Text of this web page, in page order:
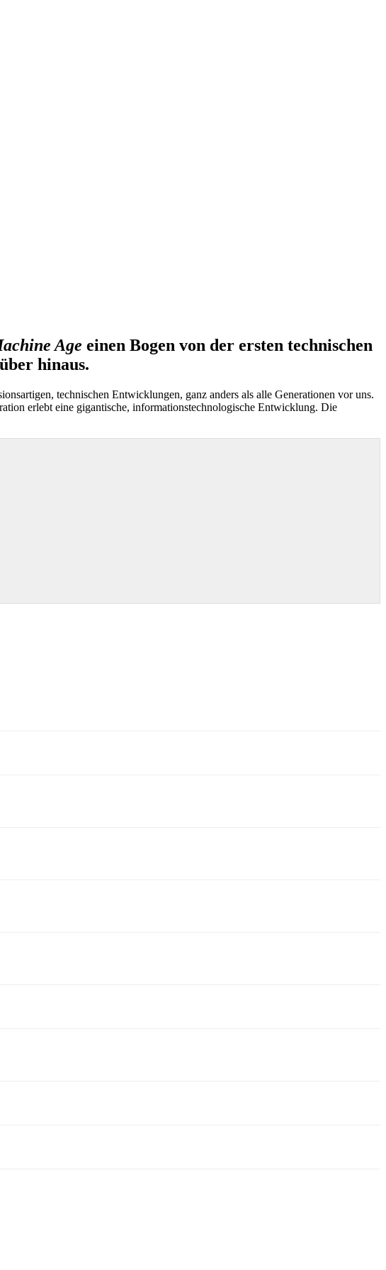
Age einen Bogen von der ersten technischen
hinaus.
technischen Entwicklungen, ganz anders als alle Generationen vor uns.
erlebt eine gigantische, informationstechnologische Entwicklung. Die